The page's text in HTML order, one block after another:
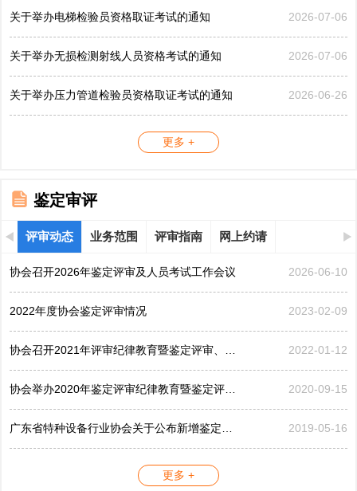
关于举办电梯检验员资格取证考试的通知 2026-07-06
关于举办无损检测射线人员资格考试的通知 2026-07-06
关于举办压力管道检验员资格取证考试的通知 2026-06-26
更多 +
鉴定审评
评审动态 业务范围 评审指南 网上约请
协会召开2026年鉴定评审及人员考试工作会议 2026-06-10
2022年度协会鉴定评审情况 2023-02-09
协会召开2021年评审纪律教育暨鉴定评审、考评工作会议 2022-01-12
协会举办2020年鉴定评审纪律教育暨鉴定评审工作会议 2020-09-15
广东省特种设备行业协会关于公布新增鉴定评审员的公告... 2019-05-16
更多 +